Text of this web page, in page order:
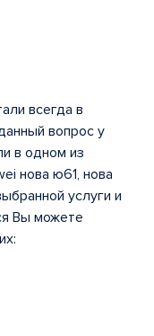
всегда в
вопрос у
в одном из
нова ю61, нова
услуги и
Вы можете